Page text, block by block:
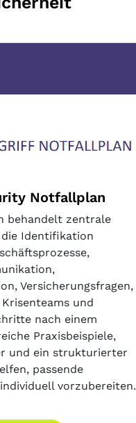
Notfallplan
behandelt zentrale
die Identifikation
Versicherungsfragen,
und
nach einem
Praxisbeispiele,
und ein strukturierter
passende
vorzubereiten.